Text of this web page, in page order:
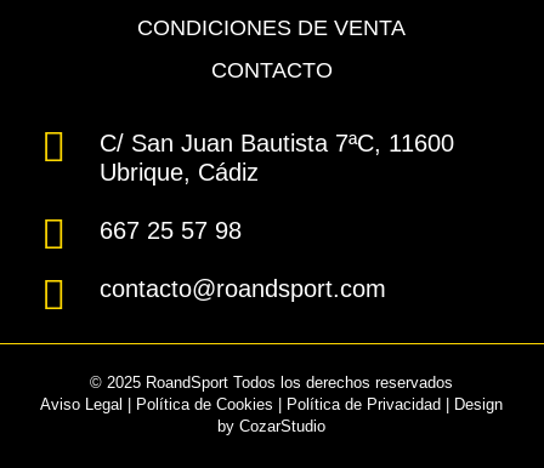
CONDICIONES DE VENTA
CONTACTO
C/ San Juan Bautista 7ªC, 11600
Ubrique, Cádiz
667 25 57 98
contacto@roandsport.com
© 2025 RoandSport Todos los derechos reservados
Aviso Legal
Política de Cookies Política de Privacidad | Design
byCozarStudio